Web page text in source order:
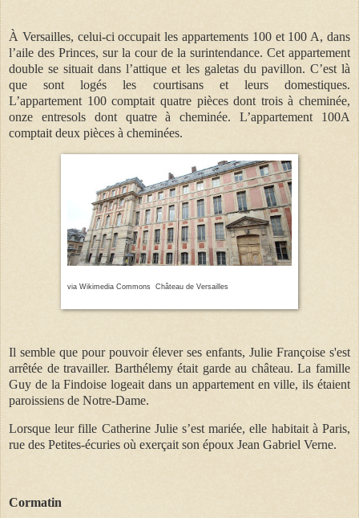
À Versailles, celui-ci occupait les appartements 100 et 100 A, dans
l’aile des Princes, sur la cour de la surintendance. Cet appartement
double se situait dans l’attique et les galetas du pavillon. C’est là
que sont logés les courtisans et leurs domestiques.
L’appartement 100 comptait quatre pièces dont trois à cheminée,
onze entresols dont quatre à cheminée. L’appartement 100A
comptait deux pièces à cheminées.
via Wikimedia Commons Château de Versailles
Il semble que pour pouvoir élever ses enfants, Julie Françoise s'est
arrêtée de travailler. Barthélemy était garde au château. La famille
Guy de la Findoise logeait dans un appartement en ville, ils étaient
paroissiens de Notre-Dame.
Lorsque leur fille Catherine Julie s’est mariée, elle habitait à Paris,
rue des Petites-écuries où exerçait son époux Jean Gabriel Verne.
Cormatin